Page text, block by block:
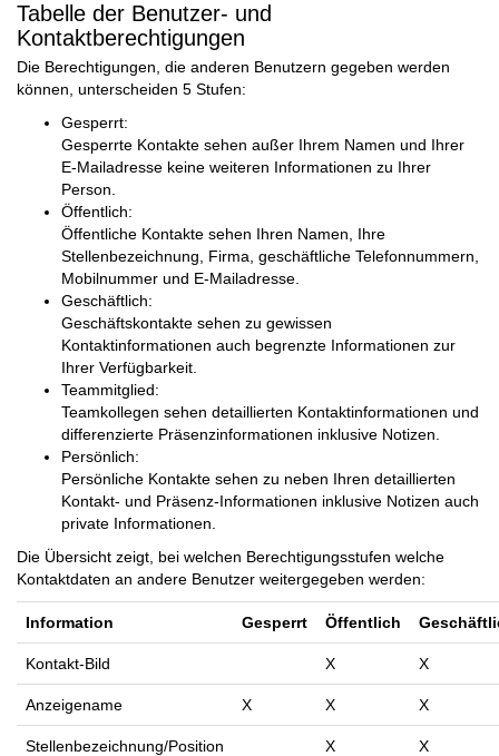
Tabelle der Benutzer- und
Kontaktberechtigungen
Die Berechtigungen, die anderen Benutzern gegeben werden
können, unterscheiden 5 Stufen:
Gesperrt:
Gesperrte Kontakte sehen außer Ihrem Namen und Ihrer
E-Mailadresse keine weiteren Informationen zu Ihrer
Person.
Öffentlich:
Öffentliche Kontakte sehen Ihren Namen, Ihre
Stellenbezeichnung, Firma, geschäftliche Telefonnummern,
Mobilnummer und E-Mailadresse.
Geschäftlich:
Geschäftskontakte sehen zu gewissen
Kontaktinformationen auch begrenzte Informationen zur
Ihrer Verfügbarkeit.
Teammitglied:
Teamkollegen sehen detaillierten Kontaktinformationen und
differenzierte Präsenzinformationen inklusive Notizen.
Persönlich:
Persönliche Kontakte sehen zu neben Ihren detaillierten
Kontakt- und Präsenz-Informationen inklusive Notizen auch
private Informationen.
Die Übersicht zeigt, bei welchen Berechtigungsstufen welche
Kontaktdaten an andere Benutzer weitergegeben werden:
Information Gesperrt Öffentlich
Kontakt-Bild X X
Anzeigename X X X
Stellenbezeichnung/Position X X